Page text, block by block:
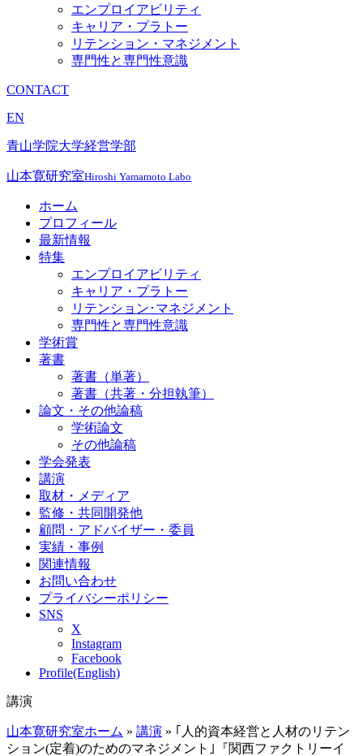
エンプロイアビリティ
キャリア・プラトー
リテンション・マネジメント
専門性と専門性意識
CONTACT
EN
青山学院大学経営学部
山本寛研究室Hiroshi Yamamoto Labo
ホーム
プロフィール
最新情報
特集
エンプロイアビリティ
キャリア・プラトー
リテンション･マネジメント
専門性と専門性意識
学術賞
著書
著書（単著）
著書（共著・分担執筆）
論文・その他論稿
学術論文
その他論稿
学会発表
講演
取材・メディア
監修・共同開発他
顧問・アドバイザー・委員
実績・事例
関連情報
お問い合わせ
プライバシーポリシー
SNS
X
Instagram
Facebook
Profile(English)
講演
山本寛研究室ホーム » 講演 » ｢人的資本経営と人材のリテン
ション(定着)のためのマネジメント｣『関西ファクトリーイ